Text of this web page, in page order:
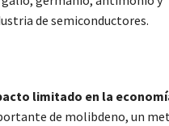
de semiconductores.
limitado en la
de molibdeno, un